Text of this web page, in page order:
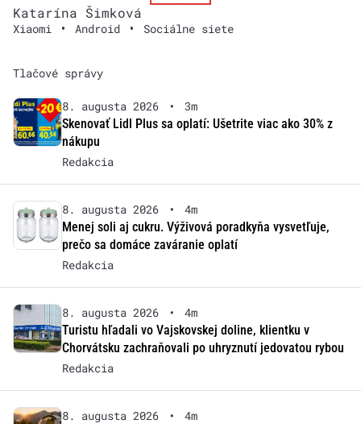
Katarína Šimková
Xiaomi • Android • Sociálne siete
Tlačové správy
8. augusta 2026 •
3m
Skenovať Lidl Plus sa oplatí: Ušetrite viac ako 30% z
nákupu
Redakcia
8. augusta 2026 •
4m
Menej soli aj cukru. Výživová poradkyňa vysvetľuje,
prečo sa domáce zaváranie oplatí
Redakcia
8. augusta 2026 •
4m
Turistu hľadali vo Vajskovskej doline, klientku v
Chorvátsku zachraňovali po uhryznutí jedovatou rybou
Redakcia
8. augusta 2026 •
4m